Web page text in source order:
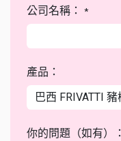
公司名稱： *
產品：
你的問題（如有）：